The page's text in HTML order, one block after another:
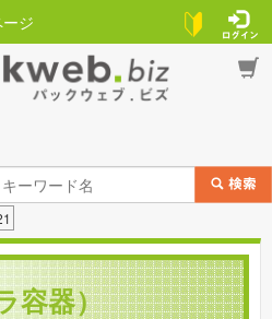
ジ
容器）